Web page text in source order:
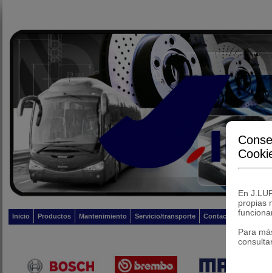
En
propias
Para
Inicio Productos Mantenimiento Servicio/transporte Contacto